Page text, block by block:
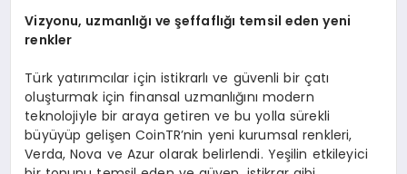
Vizyonu, uzmanlığı ve şeffaflığı temsil eden yeni
renkler
Türk yatırımcılar için istikrarlı ve güvenli bir çatı
oluşturmak için finansal uzmanlığını modern
teknolojiyle bir araya getiren ve bu yolla sürekli
büyüyüp gelişen CoinTR’nin yeni kurumsal renkleri,
Verda, Nova ve Azur olarak belirlendi. Yeşilin etkileyici